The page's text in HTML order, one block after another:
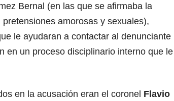
Bernal (en las que se afirmaba la
amorosas y sexuales),
le ayudaran a contactar al denunciante
en un proceso disciplinario interno que le
en la acusación eran el coronel Flavio